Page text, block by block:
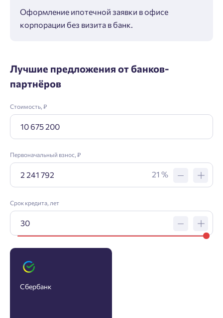
Оформление ипотечной заявки в офисе
корпорации без визита в банк.
Лучшие предложения от банков-
партнёров
Стоимость, ₽
Первоначальный взнос, ₽
21 %
Срок кредита, лет
Сбербанк
Заявка на ипотеку